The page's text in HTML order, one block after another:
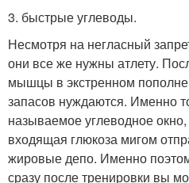
3. быстрые углеводы.
Несмотря на негласный
они все же нужны атлету.
мышцы в экстренном
запасов нуждаются. Именно
называемое углеводное окно,
входящая глюкоза мигом
жировые депо. Именно
сразу после тренировки вы